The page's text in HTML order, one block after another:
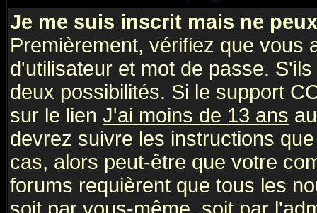
Je me suis inscrit mais ne
Premièrement, vérifiez que vous
d'utilisateur et mot de passe.
deux possibilités. Si le support
sur le lien J'ai moins de 13 ans
devrez suivre les instructions
cas, alors peut-être que votre
forums requièrent que tous les